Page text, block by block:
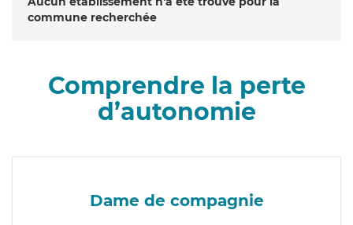
commune recherchée
Comprendre la perte
d’autonomie
Dame de compagnie